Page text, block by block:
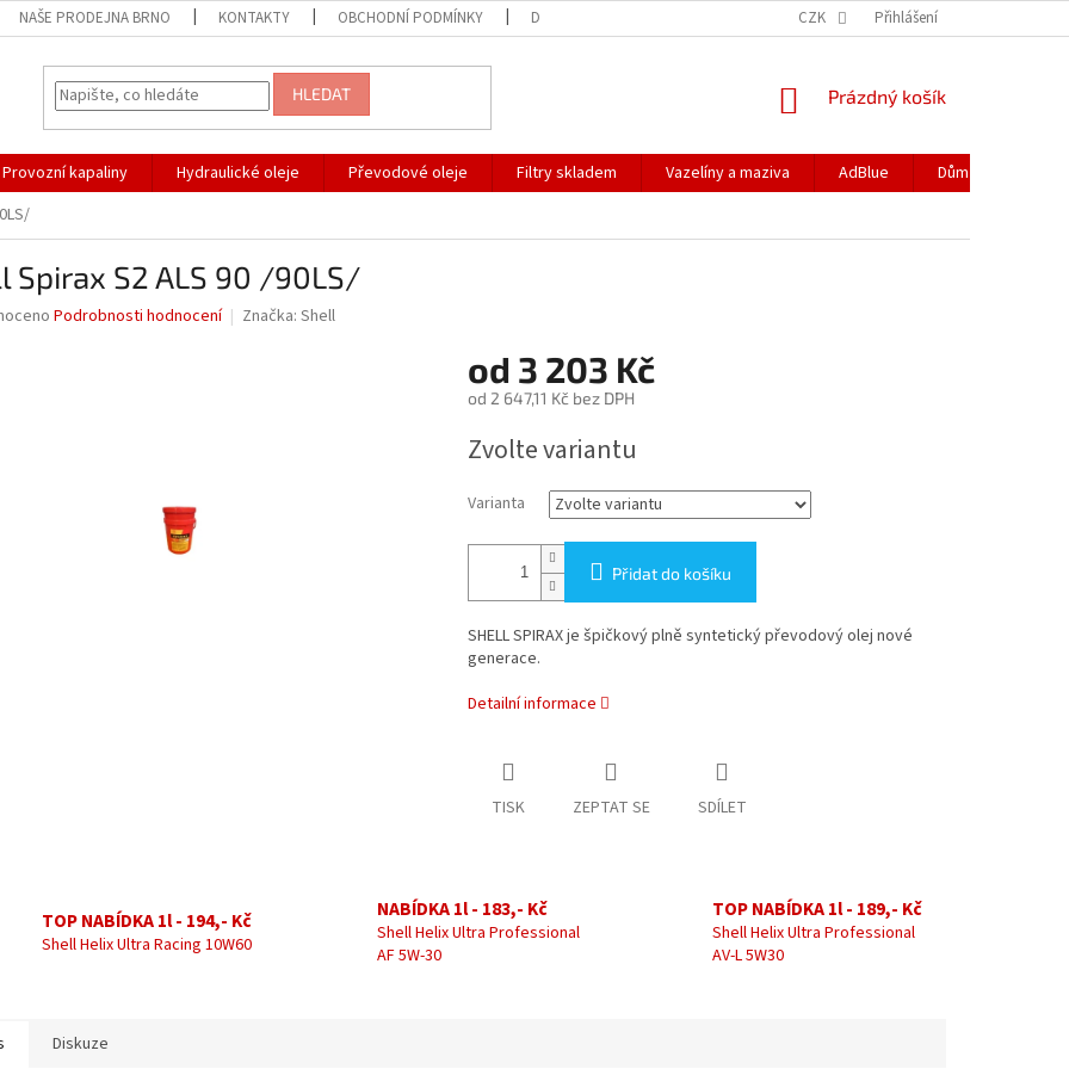
NAŠE PRODEJNA BRNO KONTAKTY OBCHODNÍ PODMÍNKY DOPRAVA PODMÍNKY OCHRANY OSOBNÍCH ÚDAJŮ
CZK Přihlášení
HLEDAT
NÁKUPNÍ
Prázdný košík
Provozní kapaliny Hydraulické oleje Převodové oleje Filtry skladem Vazelíny a maziva AdBlue
Dům a zahrada
Spirax S2 ALS 90 /90LS/
Podrobnosti hodnocení Značka: Shell
od 3 203 Kč
od 2 647,11 Kčbez DPH
cena:
Zvolte variantu
Varianta
Přidat do košíku
SHELL SPIRAX je špičkový plně syntetický převodový olej nové
generace.
Detailní informace
TISK ZEPTAT SE SDÍLET
TOP NABÍDKA 1l - 194,- Kč
Shell Helix Ultra Racing 10W60
NABÍDKA 1l - 183,- Kč
Shell Helix Ultra Professional
AF 5W-30
TOP NABÍDKA 1l - 189,- Kč
Shell Helix Ultra Professional
AV-L 5W30
Diskuze